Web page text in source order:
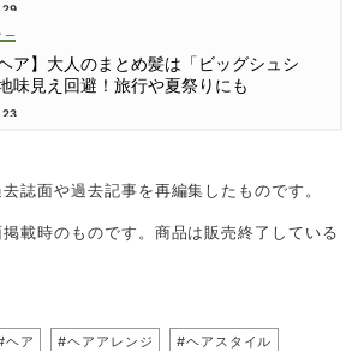
ー
ヘア】大人のまとめ髪は「ビッグシュシ
味見え回避！旅行や夏祭りにも
誌面や過去記事を再編集したものです。
載時のものです。商品は販売終了している
ヘア #ヘアアレンジ #ヘアスタイル